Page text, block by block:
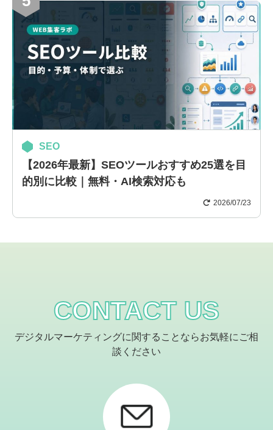
SEO
【2026年最新】SEOツールおすすめ25選を目
的別に比較｜無料・AI検索対応も
2026/07/23
CONTACT US
デジタルマーケティングに関することならお気軽にご相
談ください